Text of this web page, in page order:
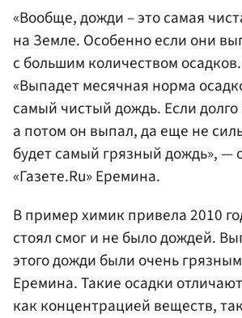
«Вообще, дожди – это самая
на Земле. Особенно если они
с большим количеством
«Выпадет месячная норма
самый чистый дождь. Если
а потом он выпал, да еще не
будет самый грязный дождь», —
«Газете.Ru» Еремина.
В пример химик привела 2010
стоял смог и не было дождей.
этого дожди были очень
Еремина. Такие осадки
как концентрацией веществ,